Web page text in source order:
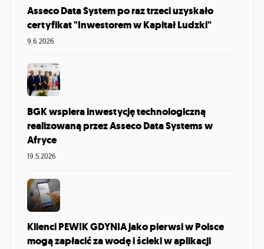
Asseco Data System po raz trzeci uzyskało
certyfikat "Inwestorem w Kapitał Ludzki"
9.6.2026
BGK wspiera inwestycję technologiczną
realizowaną przez Asseco Data Systems w
Afryce
19.5.2026
Klienci PEWIK GDYNIA jako pierwsi w Polsce
mogą zapłacić za wodę i ścieki w aplikacji